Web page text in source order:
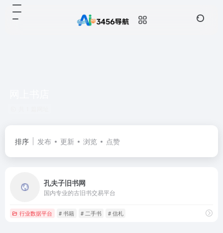
排序 发布 更新 浏览 点赞
孔夫子旧书网
国内专业的古旧书交易平台
行业数据平台 # 书籍 # 二手书 # 信札